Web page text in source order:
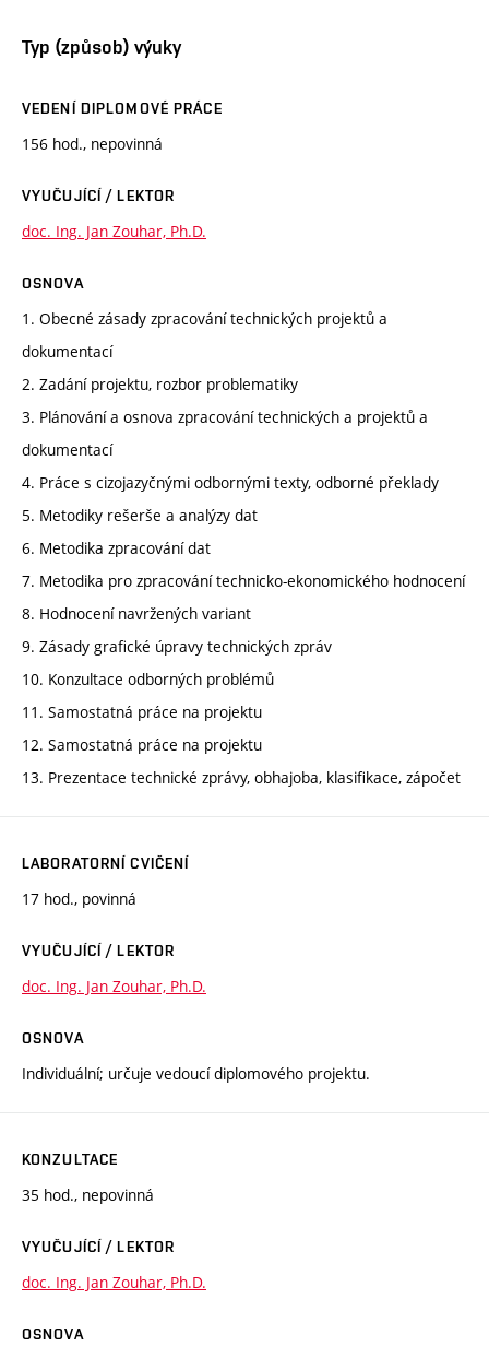
Typ (způsob) výuky
VEDENÍ DIPLOMOVÉ PRÁCE
156 hod., nepovinná
VYUČUJÍCÍ / LEKTOR
doc. Ing. Jan Zouhar, Ph.D.
OSNOVA
1. Obecné zásady zpracování technických projektů a
dokumentací
2. Zadání projektu, rozbor problematiky
3. Plánování a osnova zpracování technických a projektů a
dokumentací
4. Práce s cizojazyčnými odbornými texty, odborné překlady
5. Metodiky rešerše a analýzy dat
6. Metodika zpracování dat
7. Metodika pro zpracování technicko-ekonomického hodnocení
8. Hodnocení navržených variant
9. Zásady grafické úpravy technických zpráv
10. Konzultace odborných problémů
11. Samostatná práce na projektu
12. Samostatná práce na projektu
13. Prezentace technické zprávy, obhajoba, klasifikace, zápočet
LABORATORNÍ CVIČENÍ
17 hod., povinná
VYUČUJÍCÍ / LEKTOR
doc. Ing. Jan Zouhar, Ph.D.
OSNOVA
Individuální; určuje vedoucí diplomového projektu.
KONZULTACE
35 hod., nepovinná
VYUČUJÍCÍ / LEKTOR
doc. Ing. Jan Zouhar, Ph.D.
OSNOVA